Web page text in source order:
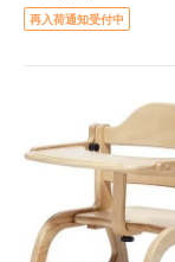
再入荷通知受付中